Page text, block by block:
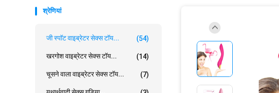
श्रेणियां
जी स्पॉट वाइब्रेटर सेक्स टॉय... (54)
खरगोश वाइब्रेटर सेक्स टॉय... (14)
चूसने वाला वाइब्रेटर सेक्स टॉय... (7)